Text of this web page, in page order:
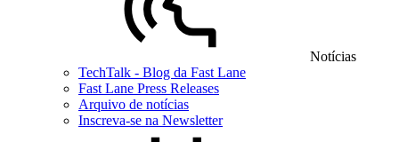
Notícias
TechTalk - Blog da Fast Lane
Fast Lane Press Releases
Arquivo de notícias
Inscreva-se na Newsletter